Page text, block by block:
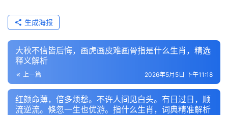
生成海报
大秋不信皆后悔，画虎画皮难画骨指是什么生肖，精选
释义解析
上一篇 2026年5月5日 下午11:18
红颜命薄，倍多烦愁。不许人间见白头。有日过日，顺
流逆流。倏忽一生也优游。指什么生肖，词典精准解析